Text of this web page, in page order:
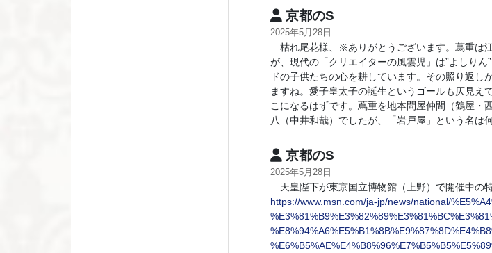
京都のS
2025年5月28日
枯れ尾花様、※ありがとうございます。蔦重は
が、現代の「クリエイターの風雲児」は”よしり
ドの子供たちの心を耕しています。その照り返し
ますね。愛子皇太子の誕生というゴールも仄見え
こになるはずです。蔦重を地本問屋仲間（鶴屋
八（中井和哉）でしたが、「岩戸屋」という名は
京都のS
2025年5月28日
天皇陛下が東京国立博物館（上野）で開催中の
https://www.msn.com/ja-jp/news/national/